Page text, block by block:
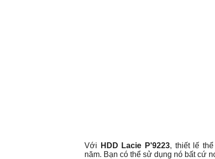
Với HDD Lacie P'9223, thiết lế
năm. Bạn có thể sử dụng nó bất cứ